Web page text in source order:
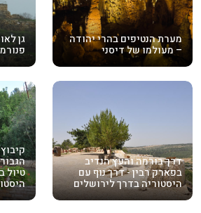
מערת הנטיפים בהרי יהודה
– מעולמו של דיסני
גן
דרך בורמה והעץ הנדיב
בפארק רבין - דרך נוף עם
היסטוריה בדרך לירושלים
טיול